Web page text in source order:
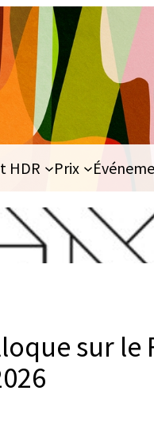
HDR Prix
sur le